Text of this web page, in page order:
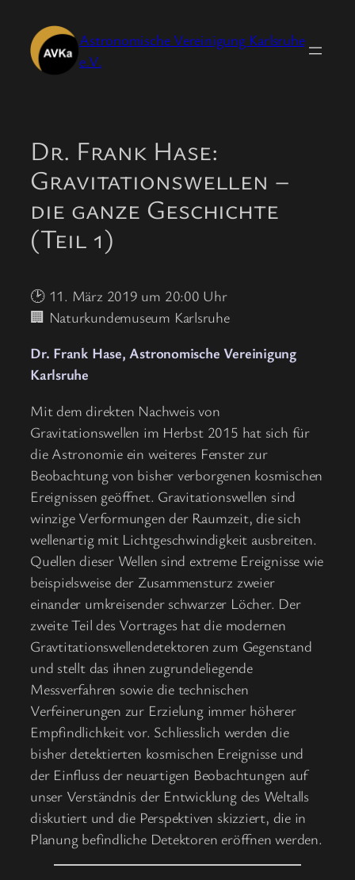
Inhalt
springen
Astronomische Vereinigung Karlsruhe
e.V.
Dr. Frank Hase:
Gravitationswellen –
die ganze Geschichte
(Teil 1)
🕑 11. März 2019 um 20:00 Uhr
🏢 Naturkundemuseum Karlsruhe
Dr. Frank Hase, Astronomische Vereinigung
Karlsruhe
Mit dem direkten Nachweis von
Gravitationswellen im Herbst 2015 hat sich für
die Astronomie ein weiteres Fenster zur
Beobachtung von bisher verborgenen kosmischen
Ereignissen geöffnet. Gravitationswellen sind
winzige Verformungen der Raumzeit, die sich
wellenartig mit Lichtgeschwindigkeit ausbreiten.
Quellen dieser Wellen sind extreme Ereignisse wie
beispielsweise der Zusammensturz zweier
einander umkreisender schwarzer Löcher. Der
zweite Teil des Vortrages hat die modernen
Gravtitationswellendetektoren zum Gegenstand
und stellt das ihnen zugrundeliegende
Messverfahren sowie die technischen
Verfeinerungen zur Erzielung immer höherer
Empfindlichkeit vor. Schliesslich werden die
bisher detektierten kosmischen Ereignisse und
der Einfluss der neuartigen Beobachtungen auf
unser Verständnis der Entwicklung des Weltalls
diskutiert und die Perspektiven skizziert, die in
Planung befindliche Detektoren eröffnen werden.